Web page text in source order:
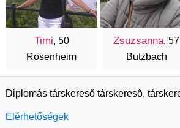
Timi, 50
Rosenheim
Zsuzsanna, 57
Butzbach
Diplomás társkereső társkereső,
Elérhetőségek